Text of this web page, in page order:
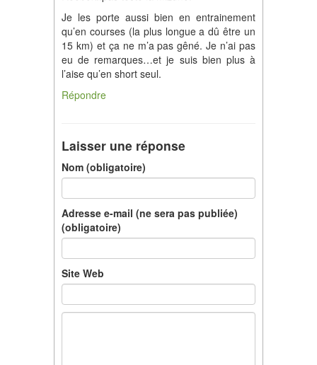
Je les porte aussi bien en entrainement
qu’en courses (la plus longue a dû être un
15 km) et ça ne m’a pas gêné. Je n’ai pas
eu de remarques…et je suis bien plus à
l’aise qu’en short seul.
Répondre
Laisser une réponse
Nom (obligatoire)
Adresse e-mail (ne sera pas publiée)
(obligatoire)
Site Web